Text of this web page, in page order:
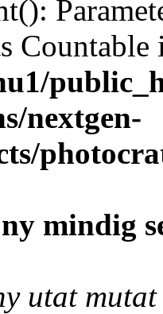
Countable
nextgen-
mindig
utat